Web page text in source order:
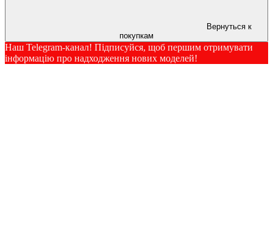
Вернуться к
покупкам
Наш Telegram-канал! Підписуйся, щоб першим отримувати
інформацію про надходження нових моделей!